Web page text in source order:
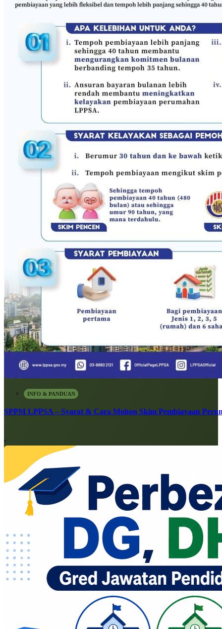
INFO & PANDUAN
SPPM LPPSA – Syarat & Cara Mohon Skim Pembiayaan